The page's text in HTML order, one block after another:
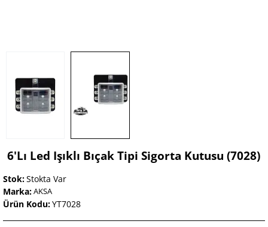
6'lı Led Işıklı Bıçak Tipi Sigorta Kutusu (7028)
Stok:Stokta Var
Marka:AKSA
Ürün Kodu:YT7028